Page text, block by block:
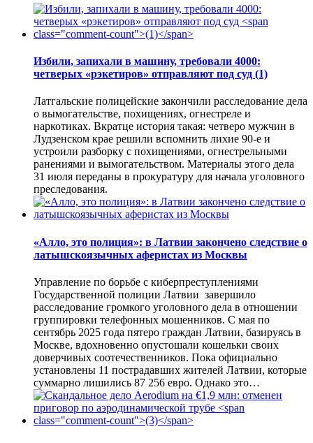
Избили, запихали в машину, требовали 4000:
четверых «рэкетиров» отправляют под суд (1)
Латгальские полицейские закончили расследование дела
о вымогательстве, похищениях, огнестреле и
наркотиках. Вкратце история такая: четверо мужчин в
Лудзенском крае решили вспомнить лихие 90-е и
устроили разборку с похищениями, огнестрельными
ранениями и вымогательством. Материалы этого дела
31 июля переданы в прокуратуру для начала уголовного
преследования.
«Алло, это полиция»: в Латвии закончено следствие о
латышскоязычных аферистах из Москвы
Управление по борьбе с киберпреступлениями
Государственной полиции Латвии завершило
расследование громкого уголовного дела в отношении
группировки телефонных мошенников. С мая по
сентябрь 2025 года пятеро граждан Латвии, базируясь в
Москве, вдохновенно опустошали кошельки своих
доверчивых соотечественников. Пока официально
установлены 11 пострадавших жителей Латвии, которые
суммарно лишились 87 256 евро. Однако это…